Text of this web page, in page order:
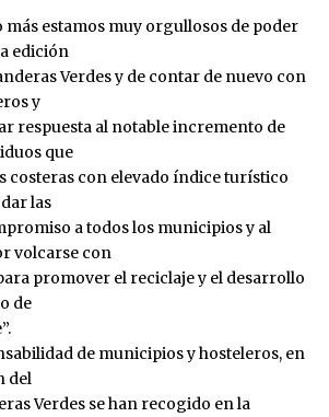
más estamos muy orgullosos de poder
edición
Verdes y de contar de nuevo con
y
respuesta al notable incremento de
que
costeras con elevado índice turístico
las
a todos los municipios y al
volcarse con
promover el reciclaje y el desarrollo
de
de municipios y hosteleros, en
del
Verdes se han recogido en la